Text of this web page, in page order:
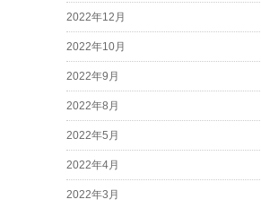
2022年12月
2022年10月
2022年9月
2022年8月
2022年5月
2022年4月
2022年3月